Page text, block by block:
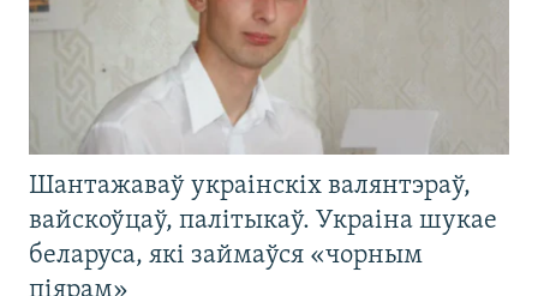
Шантажаваў украінскіх валянтэраў,
вайскоўцаў, палітыкаў. Украіна шукае
беларуса, які займаўся «чорным
піярам»